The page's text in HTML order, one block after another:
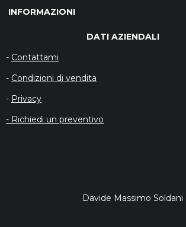
DATI AZIENDALI
- Contattami
- Condizioni di vendita
- Privacy
- Richiedi un preventivo
Davide Massimo Soldani